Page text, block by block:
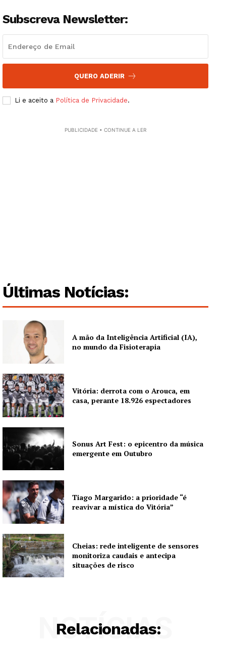
Publicidade
Quero ser Assinante
Subscreva Newsletter:
QUERO ADERIR
Li e aceito a Política de Privacidade.
PUBLICIDADE • CONTINUE A LER
Últimas Notícias:
A mão da Inteligência Artificial (IA),
no mundo da Fisioterapia
Vitória: derrota com o Arouca, em
casa, perante 18.926 espectadores
Sonus Art Fest: o epicentro da música
emergente em Outubro
Tiago Margarido: a prioridade “é
reavivar a mística do Vitória”
Cheias: rede inteligente de sensores
monitoriza caudais e antecipa
situações de risco
Relacionadas:
NOTÍCIAS